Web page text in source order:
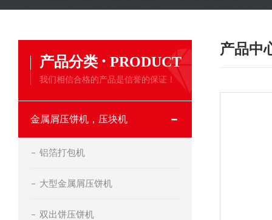
产品分类 · PRODUCT
我们相信合格的产品是信誉的保证！
金属屑压饼机，压块机
铝箔打包机
大型金属屑压饼机
双出饼压饼机
产品中